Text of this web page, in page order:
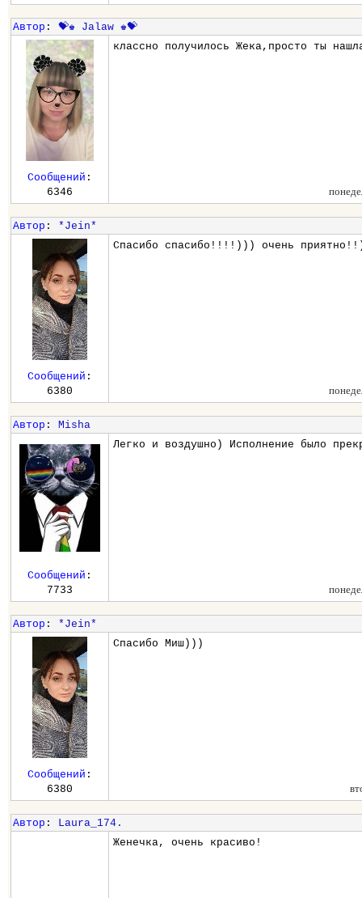
Автор : 💝♚ Jalaw ♚💝
классно получилось Жека,просто ты
Сообщений :
6346
Автор : *Jein*
Спасибо спасибо!!!!))) очень
Сообщений :
6380
Автор : Misha
Легко и воздушно) Исполнение было
Сообщений :
7733
Автор : *Jein*
Спасибо Миш)))
Сообщений :
6380
Автор : Laura_174.
Женечка, очень красиво!